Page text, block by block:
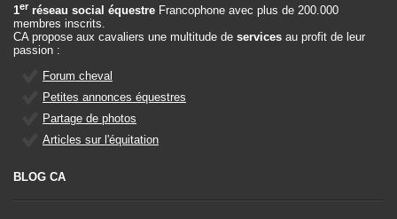
1er réseau social équestre Francophone avec plus de 200.000
membres inscrits.
CA propose aux cavaliers une multitude de services au profit de leur
passion :
Forum cheval
Petites annonces équestres
Partage de photos
Articles sur l'équitation
BLOG CA